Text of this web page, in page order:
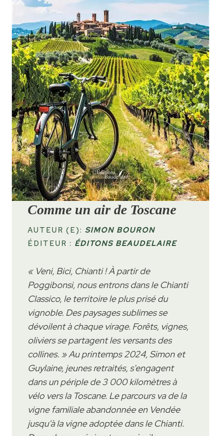
Comme un air de Toscane
AUTEUR (E): SIMON BOURON
ÉDITEUR : ÉDITONS BEAUDELAIRE
« Veni, Bici, Chianti ! À partir de
Poggibonsi, nous entrons dans le Chianti
Classico, le territoire le plus prisé du
vignoble. Des paysages sublimes se
dévoilent à chaque virage. Forêts, vignes,
oliviers se partagent les versants des
collines. » Au printemps 2024, Simon et
Guylaine, jeunes retraités, s'engagent
dans un périple de 3 000 kilomètres à
vélo vers la Toscane. Le parcours va de la
vigne familiale abandonnée en Vendée
jusqu'à la vigne adoptée dans le Chianti.